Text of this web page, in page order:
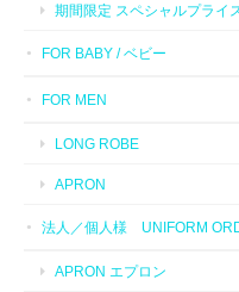
期間限定 スペシャルプライ
FOR BABY / ベビー
FOR MEN
LONG ROBE
APRON
法人／個人様 UNIFORM
APRON エプロン